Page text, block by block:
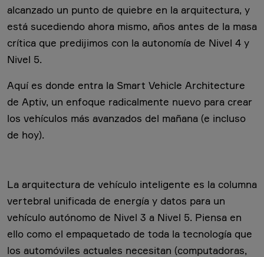
alcanzado un punto de quiebre en la arquitectura, y
está sucediendo ahora mismo, años antes de la masa
crítica que predijimos con la autonomía de Nivel 4 y
Nivel 5.
Aquí es donde entra la Smart Vehicle Architecture
de Aptiv, un enfoque radicalmente nuevo para crear
los vehículos más avanzados del mañana (e incluso
de hoy).
La arquitectura de vehículo inteligente es la columna
vertebral unificada de energía y datos para un
vehículo autónomo de Nivel 3 a Nivel 5. Piensa en
ello como el empaquetado de toda la tecnología que
los automóviles actuales necesitan (computadoras,